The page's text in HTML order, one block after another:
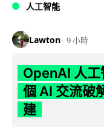
人工智能
Lawton 9 小時
OpenAI 人工
個 AI 交流破
建